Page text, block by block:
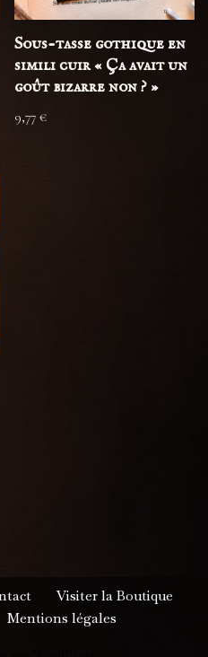
Sous-tasse gothique en
simili cuir « Ça avait un
goût bizarre non ? »
9,77€
Visiter la Boutique
Mentions légales